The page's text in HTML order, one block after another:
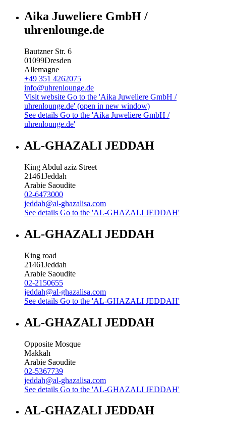
Aika Juweliere GmbH /
uhrenlounge.de
Bautzner Str. 6
01099Dresden
Allemagne
+49 351 4262075
info@uhrenlounge.de
Visit website Go to the 'Aika Juweliere GmbH /
uhrenlounge.de' (open in new window)
See details Go to the 'Aika Juweliere GmbH /
uhrenlounge.de'
AL-GHAZALI JEDDAH
King Abdul aziz Street
21461Jeddah
Arabie Saoudite
02-6473000
jeddah@al-ghazalisa.com
See details Go to the 'AL-GHAZALI JEDDAH'
AL-GHAZALI JEDDAH
King road
21461Jeddah
Arabie Saoudite
02-2150655
jeddah@al-ghazalisa.com
See details Go to the 'AL-GHAZALI JEDDAH'
AL-GHAZALI JEDDAH
Opposite Mosque
Makkah
Arabie Saoudite
02-5367739
jeddah@al-ghazalisa.com
See details Go to the 'AL-GHAZALI JEDDAH'
AL-GHAZALI JEDDAH